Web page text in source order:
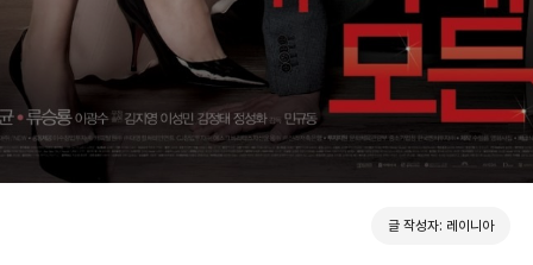
글 작성자: 레이니아